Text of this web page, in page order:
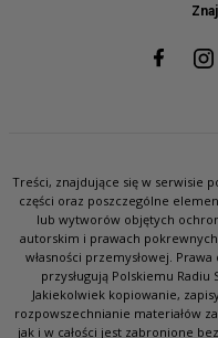
Treści, znajdujące się w serwisie
części oraz poszczególne
lub wytworów objętych
autorskim i prawach
własności przemysłowej.
przysługują Polskiemu
Jakiekolwiek kopiowanie,
rozpowszechnianie materiałów
jak i w całości jest zabronione